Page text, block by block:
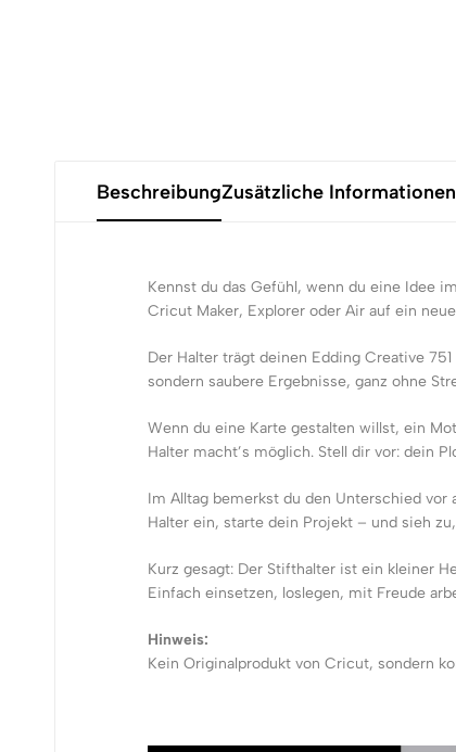
BeschreibungZusätzliche Informationen
Kennst du das Gefühl, wenn du eine Idee
Cricut Maker, Explorer oder Air auf ein
Der Halter trägt deinen Edding Creative
sondern saubere Ergebnisse, ganz ohne
Wenn du eine Karte gestalten willst, ein
Halter macht’s möglich. Stell dir vor: dein
Im Alltag bemerkst du den Unterschied vor
Halter ein, starte dein Projekt – und sieh
Kurz gesagt: Der Stifthalter ist ein kleiner
Einfach einsetzen, loslegen, mit Freude
Hinweis:
Kein Originalprodukt von Cricut, sondern